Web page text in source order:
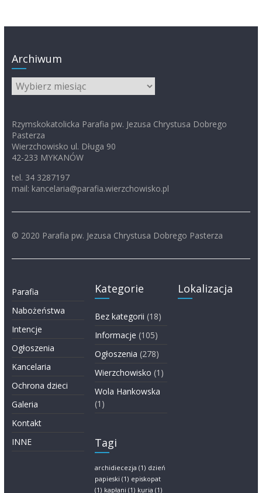
Archiwum
Archiwum
Rzymskokatolicka Parafia pw. Jezusa Chrystusa Dobrego
Pasterza
Wierzchowisko ul. Długa 90
42-233 MYKANÓW
tel. 34 3287197
mail: kancelaria@parafia.wierzchowisko.pl
© 2020 Parafia pw. Jezusa Chrystusa Dobrego Pasterza
Parafia
Nabożeństwa
Intencje
Ogłoszenia
Kancelaria
Ochrona dzieci
Galeria
Kontakt
INNE
Kategorie
Bez kategorii (18)
Informacje (105)
Ogłoszenia (278)
Wierzchowisko (1)
Wola Hankowska
(1)
Tagi
archidiecezja (1) dzień
papieski (1) episkopat
(1) kapłani (1) kuria (1)
Lokalizacja